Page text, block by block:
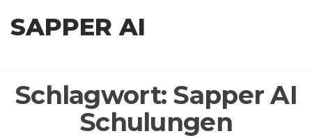
Inhalt
SAPPER AI
Schlagwort: Sapper AI
Schulungen